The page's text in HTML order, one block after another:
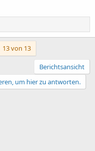
13 von 13
Berichtsansicht
um hier zu antworten.